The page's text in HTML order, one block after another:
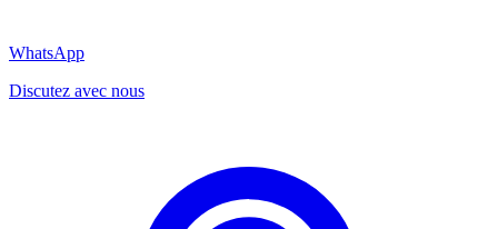
WhatsApp
Discutez avec nous